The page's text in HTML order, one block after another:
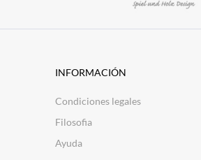
INFORMACIÓN
Condiciones legales
Filosofia
Ayuda